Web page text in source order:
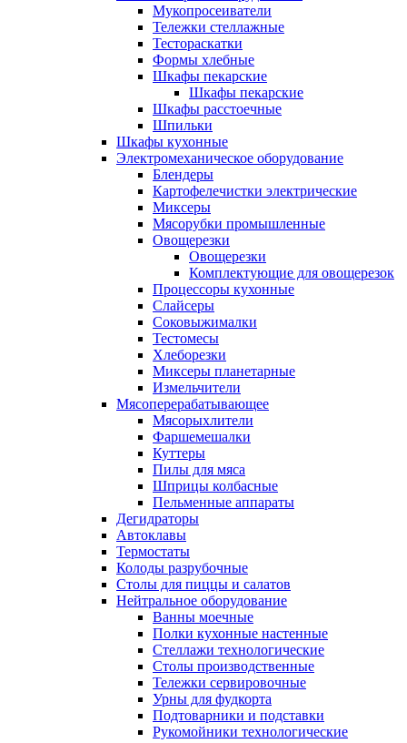
Мукопросеиватели
Тележки стеллажные
Тестораскатки
Формы хлебные
Шкафы пекарские
Шкафы пекарские
Шкафы расстоечные
Шпильки
Шкафы кухонные
Электромеханическое оборудование
Блендеры
Картофелечистки электрические
Миксеры
Мясорубки промышленные
Овощерезки
Овощерезки
Комплектующие для овощерезок
Процессоры кухонные
Слайсеры
Соковыжималки
Тестомесы
Хлеборезки
Миксеры планетарные
Измельчители
Мясоперерабатывающее
Мясорыхлители
Фаршемешалки
Куттеры
Пилы для мяса
Шприцы колбасные
Пельменные аппараты
Дегидраторы
Автоклавы
Термостаты
Колоды разрубочные
Столы для пиццы и салатов
Нейтральное оборудование
Ванны моечные
Полки кухонные настенные
Стеллажи технологические
Столы производственные
Тележки сервировочные
Урны для фудкорта
Подтоварники и подставки
Рукомойники технологические